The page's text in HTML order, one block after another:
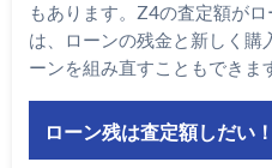
もあります。Z4の査定額が
は、ローンの残金と新しく購
ーンを組み直すこともできま
ローン残は査定額しだい！